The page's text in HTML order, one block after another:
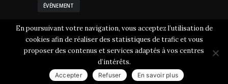
ÉVÉNEMENT
Clic.EDIt © 2026 Tous droits réservés.
légales-CGU et cookies
En poursuivant votre navigation, vous acceptez l’utilisation de
cookies afin de réaliser des statistiques de trafic et vous
proposer des contenus et services adaptés à vos centres
d’intérêts.
Accepter Refuser En savoir plus